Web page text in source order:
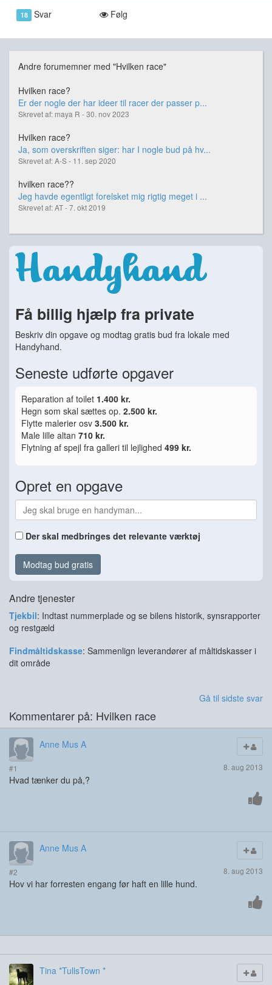
18 Svar Følg
Andre forumemner med "Hvilken race"
Hvilken race?
Er der nogle der har ideer til racer der passer p...
Skrevet af: maya R - 30. nov 2023
Hvilken race?
Ja, som overskriften siger: har I nogle bud på hv...
Skrevet af: A-S - 11. sep 2020
hvilken race??
Jeg havde egentligt forelsket mig rigtig meget i ...
Skrevet af: AT - 7. okt 2019
Få billig hjælp fra private
Beskriv din opgave og modtag gratis bud fra lokale med
Handyhand.
Seneste udførte opgaver
Reparation af toilet 1.400 kr.
Hegn som skal sættes op. 2.500 kr.
Flytte malerier osv 3.500 kr.
Male lille altan 710 kr.
Flytning af spejl fra galleri til lejlighed 499 kr.
Opret en opgave
Der skal medbringes det relevante værktøj
Modtag bud gratis
Andre tjenester
Tjekbil: Indtast nummerplade og se bilens historik, synsrapporter
og restgæld
Findmåltidskasse: Sammenlign leverandører af måltidskasser i
dit område
Gå til sidste svar
Kommentarer på: Hvilken race
Anne Mus A
#1 8. aug 2013
Hvad tænker du på,?
Anne Mus A
#2 8. aug 2013
Hov vi har forresten engang før haft en lille hund.
Tina *TullsTown *